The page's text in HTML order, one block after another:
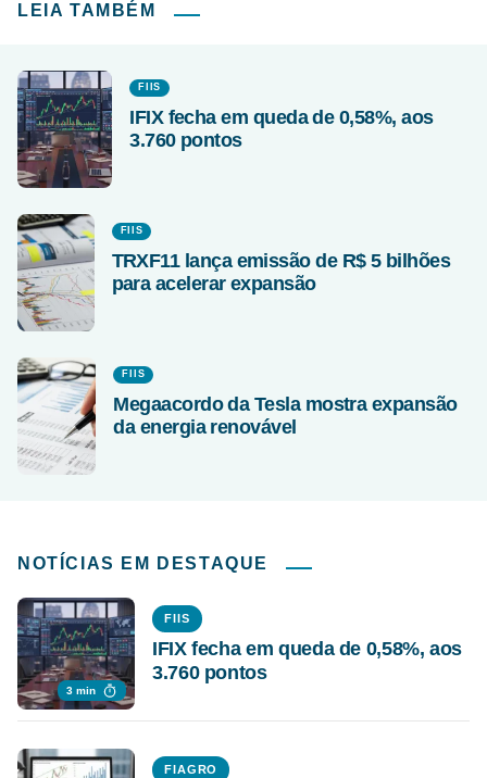
LEIA TAMBÉM
FIIS
IFIX fecha em queda de 0,58%, aos
3.760 pontos
FIIS
TRXF11 lança emissão de R$ 5 bilhões
para acelerar expansão
FIIS
Megaacordo da Tesla mostra expansão
da energia renovável
NOTÍCIAS EM DESTAQUE
3 min
FIIS
IFIX fecha em queda de 0,58%, aos
3.760 pontos
FIAGRO